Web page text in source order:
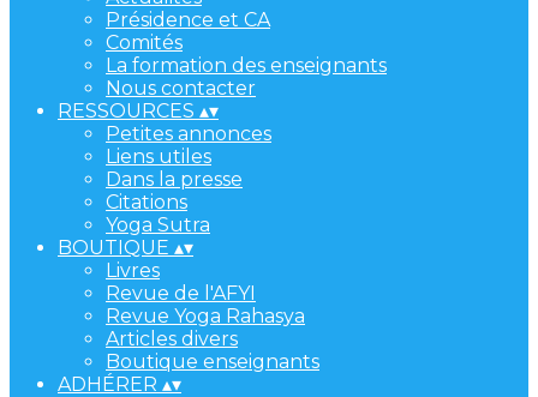
Présidence et CA
Comités
La formation des enseignants
Nous contacter
RESSOURCES ▴▾
Petites annonces
Liens utiles
Dans la presse
Citations
Yoga Sutra
BOUTIQUE ▴▾
Livres
Revue de l'AFYI
Revue Yoga Rahasya
Articles divers
Boutique enseignants
ADHÉRER ▴▾